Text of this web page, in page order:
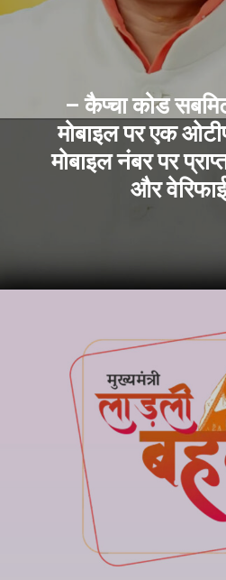
– कैप्चा कोड
मोबाइल पर एक
मोबाइल नंबर पर
और